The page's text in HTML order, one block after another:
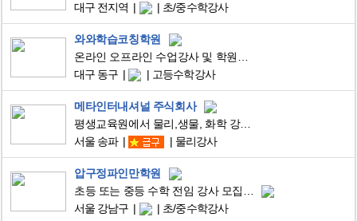
대구 전지역
초/중수학강사
와와학습코칭학원
대구 동구
고등수학강사
메타인터내셔널 주식회사
평생교육원에서 물리,생물, 화학 강사님을 모십니다.
서울 송파
물리강사
압구정파인만학원
서울 강남구
초/중수학강사